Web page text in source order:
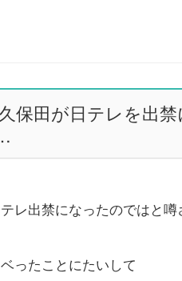
保田が日テレを出
レ出禁になったのではと噂
ったことにたいして